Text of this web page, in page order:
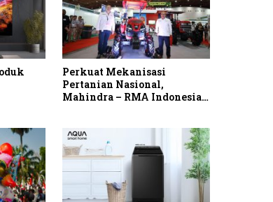
Perkuat Mekanisasi
Pertanian Nasional,
Mahindra – RMA Indonesia
Produktivitas Petani
Indonesia